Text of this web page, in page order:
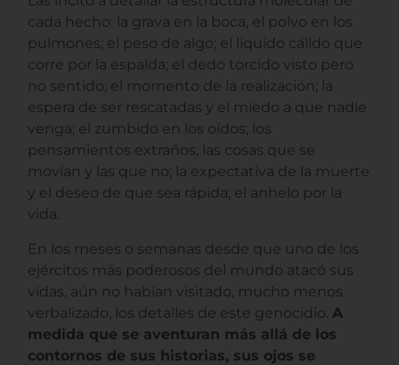
cada hecho: la grava en la boca, el polvo en los
pulmones; el peso de algo; el líquido cálido que
corre por la espalda; el dedo torcido visto pero
no sentido; el momento de la realización; la
espera de ser rescatadas y el miedo a que nadie
venga; el zumbido en los oídos; los
pensamientos extraños; las cosas que se
movían y las que no; la expectativa de la muerte
y el deseo de que sea rápida; el anhelo por la
vida.
En los meses o semanas desde que uno de los
ejércitos más poderosos del mundo atacó sus
vidas, aún no habían visitado, mucho menos
verbalizado, los detalles de este genocidio. A
medida que se aventuran más allá de los
contornos de sus historias, sus ojos se